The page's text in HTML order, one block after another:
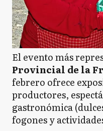
El evento más
Provincial de la
febrero ofrece
productores,
gastronómica
fogones y